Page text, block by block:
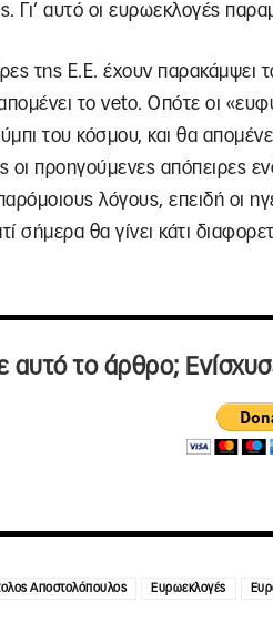
Γι’ αυτό οι ευρωεκλογές
της Ε.Ε. έχουν παρακάμψει
το veto. Οπότε οι
του κόσμου, και θα
οι προηγούμενες απόπειρες
λόγους, επειδή οι
σήμερα θα γίνει κάτι
αυτό το άρθρο;
Αποστολόπουλος Ευρωεκλογές